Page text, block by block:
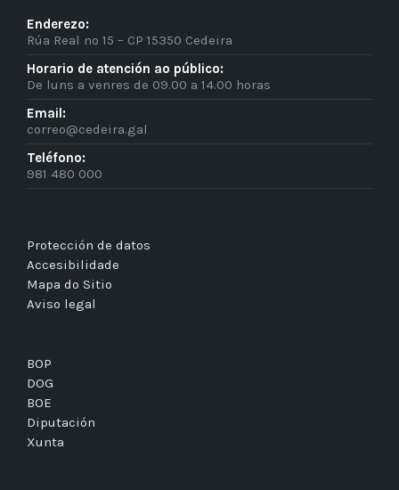
Enderezo:
Rúa Real nº 15 – CP 15350 Cedeira
Horario de atención ao público:
De luns a venres de 09.00 a 14.00 horas
Email:
correo@cedeira.gal
Teléfono:
981 480 000
Protección de datos
Accesibilidade
Mapa do Sitio
Aviso legal
BOP
DOG
BOE
Diputación
Xunta